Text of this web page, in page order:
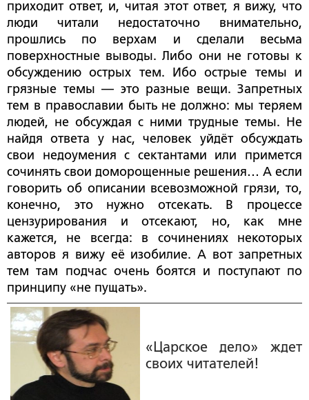
приходит ответ, и, читая этот ответ, я вижу, что
люди читали недостаточно внимательно,
прошлись по верхам и сделали весьма
поверхностные выводы. Либо они не готовы к
обсуждению острых тем. Ибо острые темы и
грязные темы — это разные вещи. Запретных
тем в православии быть не должно: мы теряем
людей, не обсуждая с ними трудные темы. Не
найдя ответа у нас, человек уйдёт обсуждать
свои недоумения с сектантами или примется
сочинять свои доморощенные решения… А если
говорить об описании всевозможной грязи, то,
конечно, это нужно отсекать. В процессе
цензурирования и отсекают, но, как мне
кажется, не всегда: в сочинениях некоторых
авторов я вижу её изобилие. А вот запретных
тем там подчас очень боятся и поступают по
принципу «не пущать».
«Царское дело» ждет
своих читателей!